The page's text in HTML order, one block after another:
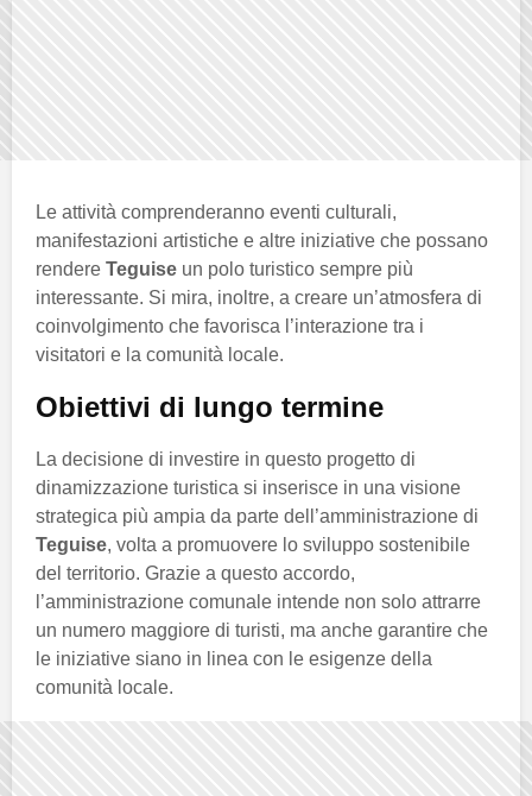
Le attività comprenderanno eventi culturali,
manifestazioni artistiche e altre iniziative che possano
rendere Teguise un polo turistico sempre più
interessante. Si mira, inoltre, a creare un’atmosfera di
coinvolgimento che favorisca l’interazione tra i
visitatori e la comunità locale.
Obiettivi di lungo termine
La decisione di investire in questo progetto di
dinamizzazione turistica si inserisce in una visione
strategica più ampia da parte dell’amministrazione di
Teguise, volta a promuovere lo sviluppo sostenibile
del territorio. Grazie a questo accordo,
l’amministrazione comunale intende non solo attrarre
un numero maggiore di turisti, ma anche garantire che
le iniziative siano in linea con le esigenze della
comunità locale.